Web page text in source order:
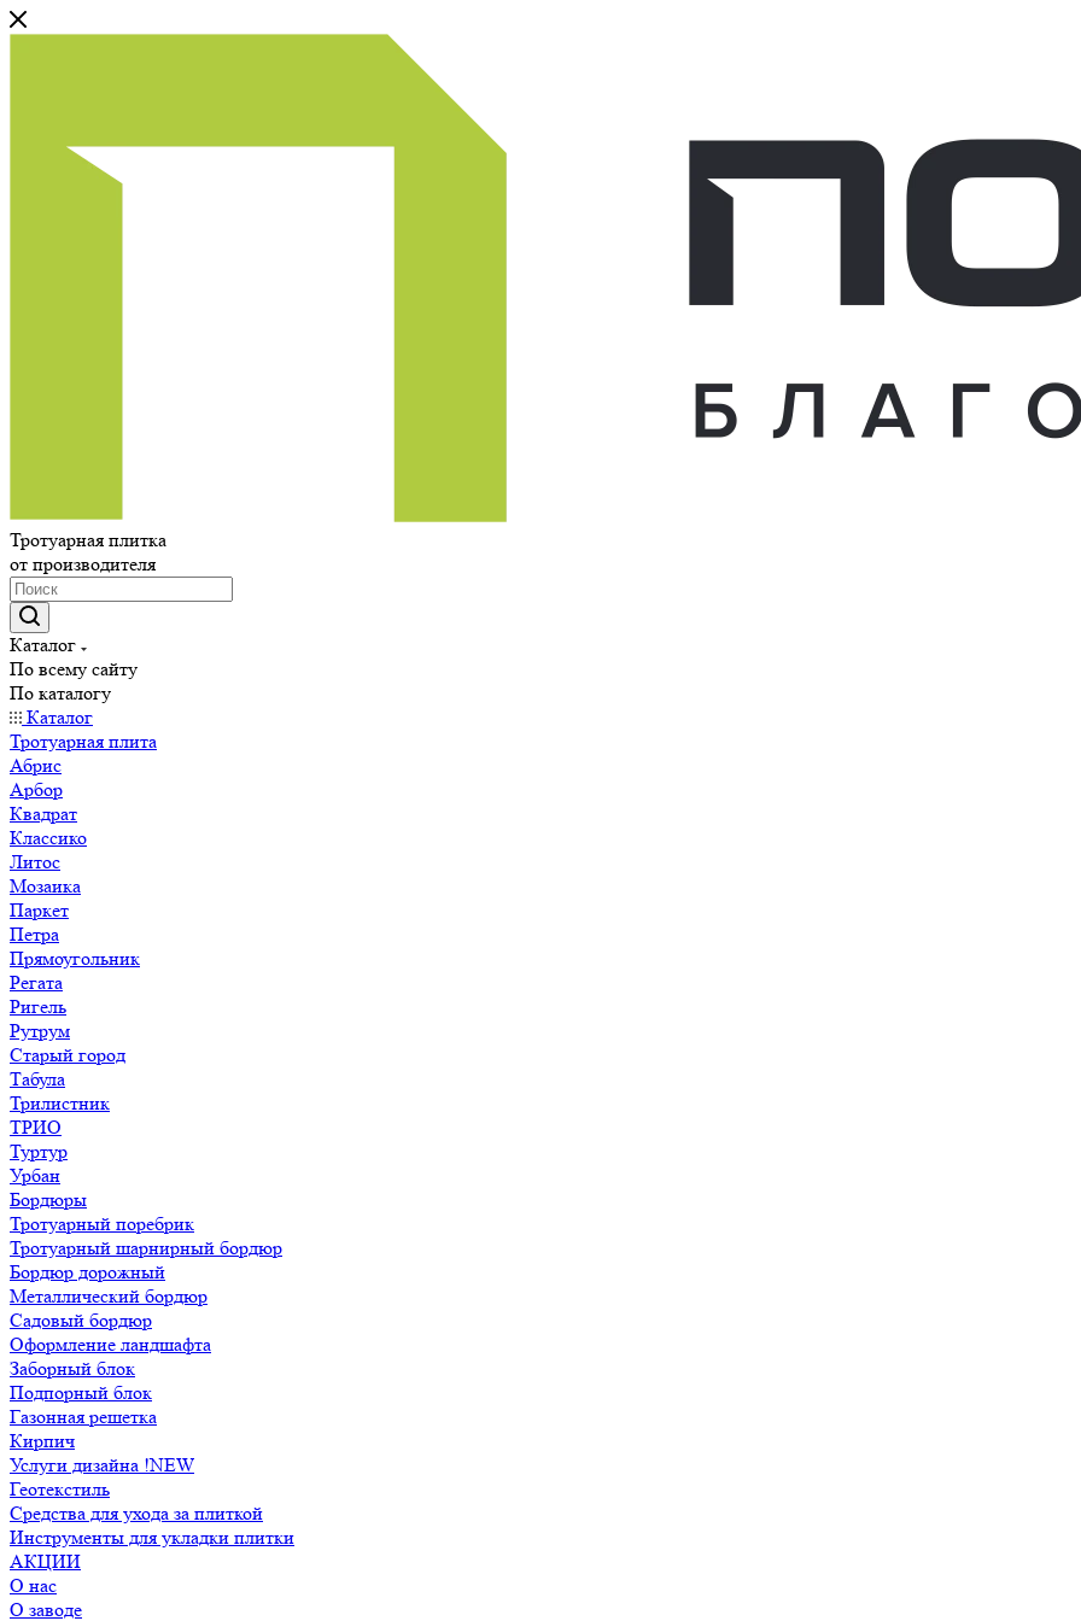
Тротуарная плитка
от производителя
Каталог
По всему сайту
По каталогу
Каталог
Тротуарная плита
Абрис
Арбор
Квадрат
Классико
Литос
Мозаика
Паркет
Петра
Прямоугольник
Регата
Ригель
Рутрум
Старый город
Табула
Трилистник
ТРИО
Туртур
Урбан
Бордюры
Тротуарный поребрик
Тротуарный шарнирный бордюр
Бордюр дорожный
Металлический бордюр
Садовый бордюр
Оформление ландшафта
Заборный блок
Подпорный блок
Газонная решетка
Кирпич
Услуги дизайна !NEW
Геотекстиль
Средства для ухода за плиткой
Инструменты для укладки плитки
АКЦИИ
О нас
О заводе